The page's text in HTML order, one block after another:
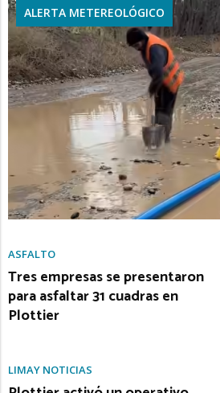
ALERTA METEREOLÓGICO
ASFALTO
Tres empresas se presentaron
para asfaltar 31 cuadras en
Plottier
LIMAY NOTICIAS